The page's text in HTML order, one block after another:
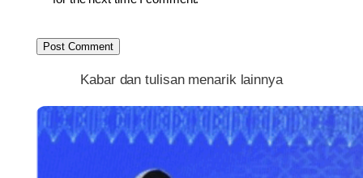
Kabar dan tulisan menarik lainnya